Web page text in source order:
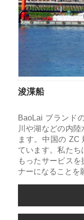
浚渫船
BaoLai ブランド
川や湖などの内
ます。中国の ZC
ています。私たち
もったサービス
ナーになることを